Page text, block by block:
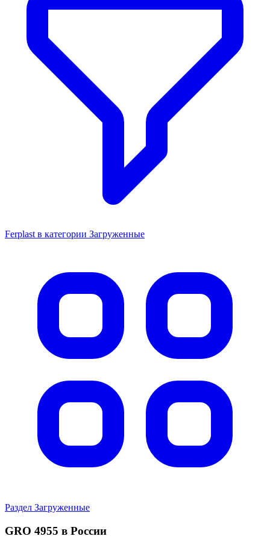
Ferplast в категории Загруженные
Раздел Загруженные
GRO 4955 в России